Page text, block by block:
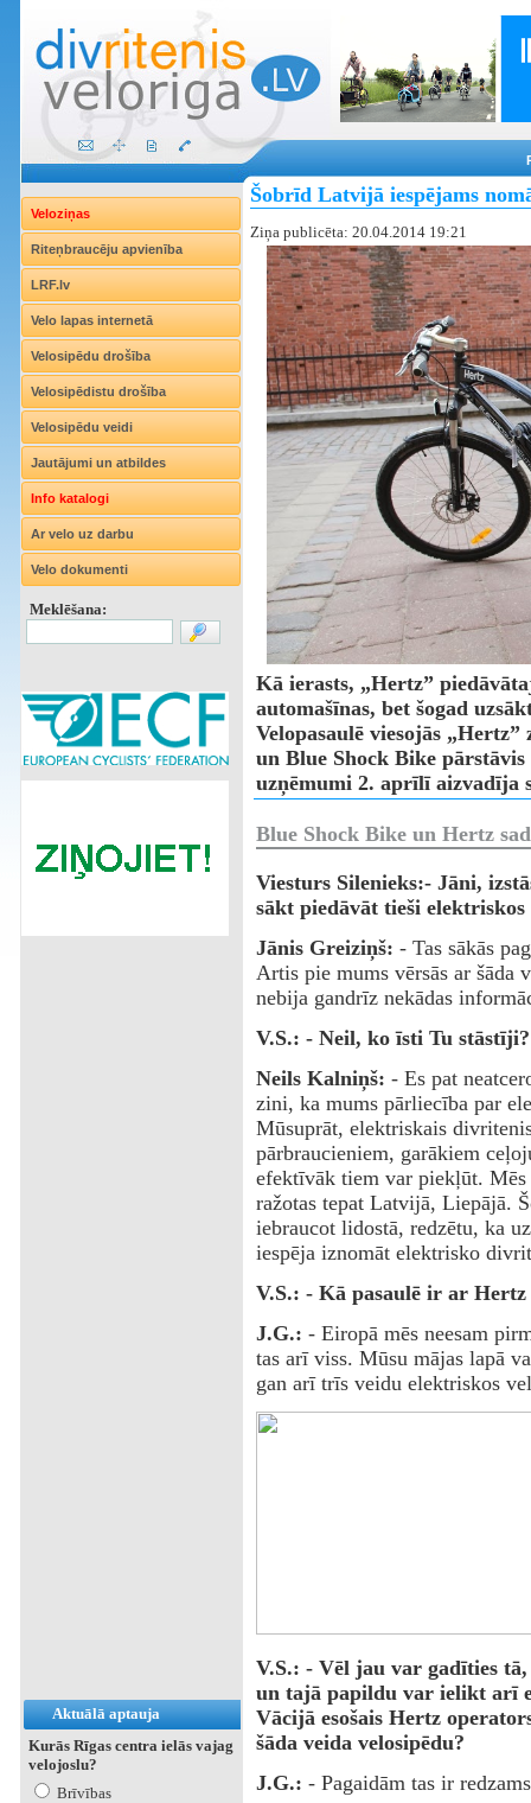
Veloziņas
Riteņbraucēju apvienība
LRF.lv
Velo lapas internetā
Velosipēdu drošība
Velosipēdistu drošība
Velosipēdu veidi
Jautājumi un atbildes
Info katalogi
Ar velo uz darbu
Velo dokumenti
Meklēšana:
Aktuālā aptauja
Kurās Rīgas centra ielās vajag
velojoslu?
Brīvības
Šobrīd Latvijā iespējams
Ziņa publicēta: 20.04.2014 19:21
Kā ierasts, „Hertz”
automašīnas, bet šogad
Velopasaulē viesojās
un Blue Shock Bike
uzņēmumi 2. aprīlī aizvadīja
Blue Shock Bike un Hertz
Viesturs Silenieks:- Jāni,
sākt piedāvāt tieši elektriskos
Jānis Greiziņš: - Tas sākās
Artis pie mums vērsās ar šāda
nebija gandrīz nekādas
V.S.: - Neil, ko īsti Tu stāstīji?
Neils Kalniņš: - Es pat
zini, ka mums pārliecība par
Mūsuprāt, elektriskais
pārbraucieniem, garākiem
efektīvāk tiem var piekļūt. Mēs
ražotas tepat Latvijā, Liepājā.
iebraucot lidostā, redzētu, ka
iespēja iznomāt elektrisko
V.S.: - Kā pasaulē ir ar Hertz
J.G.: - Eiropā mēs neesam
tas arī viss. Mūsu mājas lapā
gan arī trīs veidu elektriskos
V.S.: - Vēl jau var gadīties
un tajā papildu var ielikt arī
Vācijā esošais Hertz
šāda veida velosipēdu?
J.G.: - Pagaidām tas ir